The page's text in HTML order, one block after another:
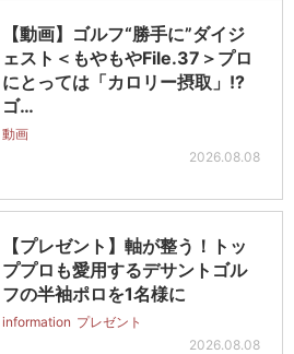
【動画】ゴルフ“勝手に”ダイジ
ェスト＜もやもやFile.37＞プロ
にとっては「カロリー摂取」!?
ゴ…
動画
2026.08.08
【プレゼント】軸が整う！トッ
ププロも愛用するデサントゴル
フの半袖ポロを1名様に
information プレゼント
2026.08.08